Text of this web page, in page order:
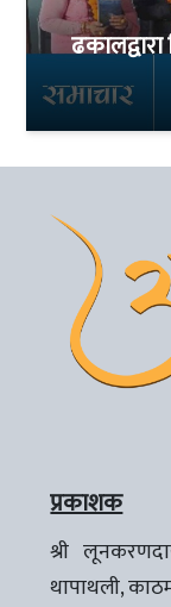
प्रकाशक
श्री
थापाथली,